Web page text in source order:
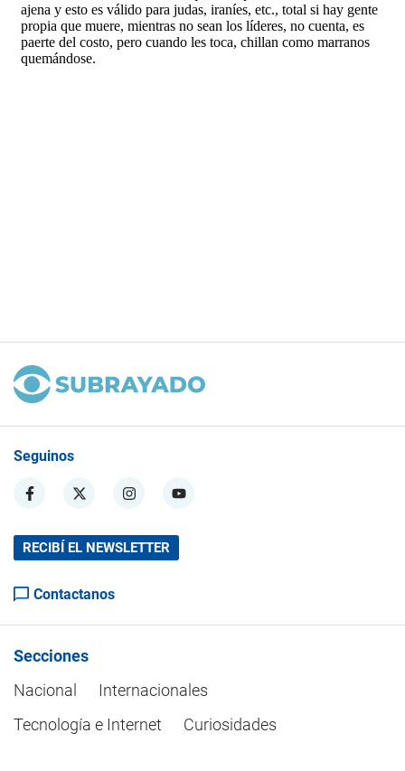
Seguinos
RECIBÍ EL NEWSLETTER
Contactanos
Secciones
Nacional
Internacionales
Tecnología e Internet
Curiosidades